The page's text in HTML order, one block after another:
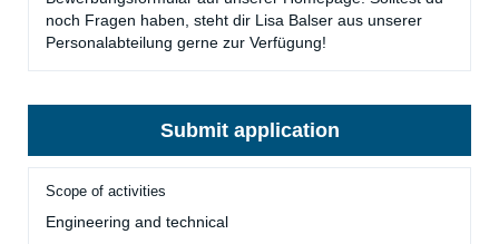
noch Fragen haben, steht dir Lisa Balser aus unserer
Personalabteilung gerne zur Verfügung!
Submit application
Scope of activities
Engineering and technical